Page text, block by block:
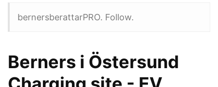
bernersberattarPRO. Follow.
Berners i Östersund